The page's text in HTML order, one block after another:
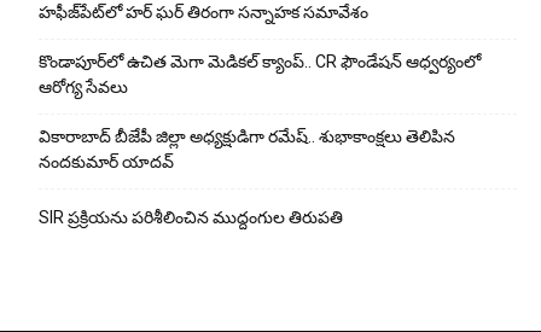
హఫీజ్‌పేట్‌లో హర్ ఘర్ తిరంగా సన్నాహక సమావేశం
కొండాపూర్‌లో ఉచిత మెగా మెడికల్ క్యాంప్.. CR ఫౌండేషన్ ఆధ్వర్యంలో
ఆరోగ్య సేవలు
వికారాబాద్ బీజేపీ జిల్లా అధ్యక్షుడిగా రమేష్‌.. శుభాకాంక్షలు తెలిపిన
నందకుమార్ యాదవ్
SIR ప్రక్రియను పరిశీలించిన ముద్దంగుల తిరుపతి